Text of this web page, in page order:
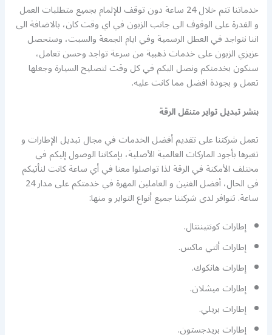
خدماتنا تتم خلال 24 ساعة دون توقف للإلمام بجميع متطلبات العمل
و القدرة على الوقوف الى جانب الزبون في اي وقت كان، بالاضافة الى
اننا نتواجد في العطل الرسمية وفي ايام الجمعة والسبت، وستحصل
عزيزي الزبون على خدمات ذهبية من سرعة تواجد وحسن تعامل،
سنكون بخدمتكم ونصل اليكم في كل وقت لتصليح السيارة وجعلها
تعمل و بجودة افضل مما كانت عليه.
بنشر تبديل تواير متنقل الرقة
تعمل شركتنا على تقديم أفضل الخدمات في مجال تبديل الإطارات و
تغيرها بأجود الماركات العالمية الأصلية، بإمكاننا الوصول إليكم في
مختلف الأمكنة في الرقة لذا تواصلوا معنا في أي ساعة كانت لنأتيكم
في الحال، أفضل الفنين و العاملين المهرة في خدمتكم على مدار 24
ساعة. تتوافر لدى شركتنا جميع أنواع التواير و منها:
إطارات كونتيننتال.
إطارات ألتي ماكس.
إطارات هانكوك.
إطارات ميشلان.
إطارات بريلي.
إطارات بريدجستون.